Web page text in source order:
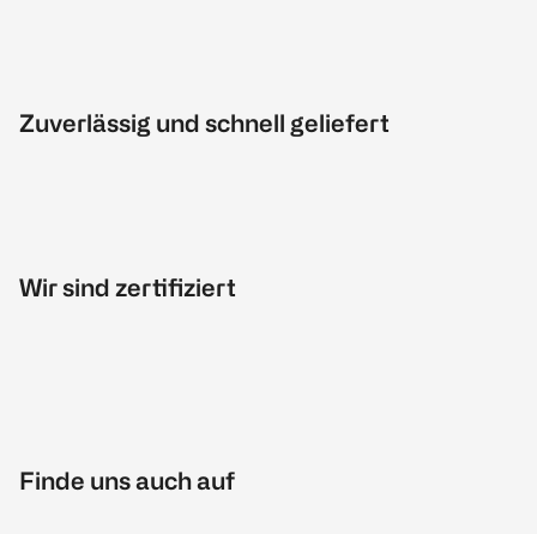
Zuverlässig und schnell geliefert
Wir sind zertifiziert
Finde uns auch auf